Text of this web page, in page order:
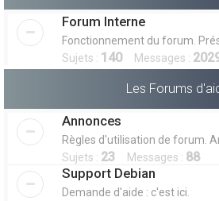
Forum Interne
Fonctionnement du forum.
Sujets : 140Messages :
Les Forums
Annonces
Règles d'utilisation de forum.
Sujets : 23 Messages : 88
Support Debian
Demande d'aide : c'est ici.